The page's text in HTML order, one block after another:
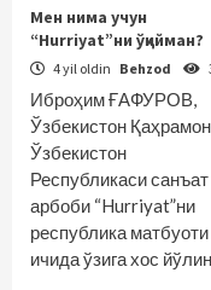
Мен нима учун
“Hurriyat”ни ўқийман?
4 yil oldin Behzod
Иброҳим ҒАФУРОВ,
Ўзбекистон
Ўзбекистон
Республикаси санъат
арбоби “Hurriyat”ни
республика матбуоти
ичида ўзига хос